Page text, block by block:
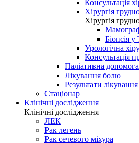
Консультація
Хірургія
Хірургія
Біопсія
Урологічна
Консультація
Паліативна допомога
Лікування болю
Результати лікування
Стаціонар
Клінічні дослідження
Клінічні дослідження
ЛЕК
Рак легень
Рак сечевого міхура